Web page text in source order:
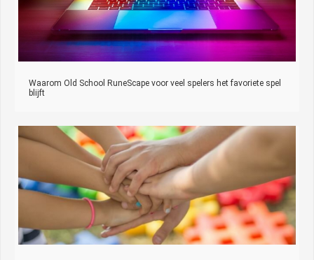
Waarom Old School RuneScape voor veel spelers het favoriete spel
blijft